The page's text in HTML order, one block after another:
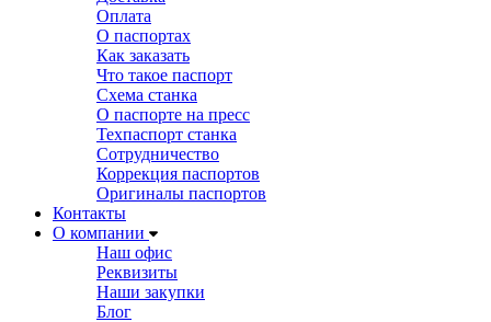
Оплата
О паспортах
Как заказать
Что такое паспорт
Схема станка
О паспорте на пресс
Техпаспорт станка
Сотрудничество
Коррекция паспортов
Оригиналы паспортов
Контакты
О компании
Наш офис
Реквизиты
Наши закупки
Блог